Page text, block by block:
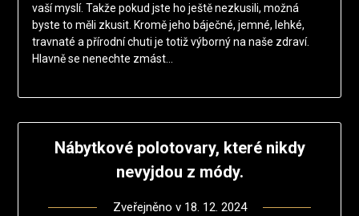
vaší myslí. Takže pokud jste ho ještě nezkusili, možná
byste to měli zkusit. Kromě jeho báječné, jemné, lehké,
travnaté a přírodní chuti je totiž výborný na naše zdraví.
Hlavně se nenechte zmást…
Nábytkové polotovary, které nikdy
nevyjdou z módy.
Zveřejněno v 18. 12. 2024